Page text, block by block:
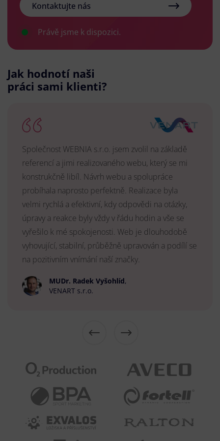
Kontaktujte nás
Právě jsme k dispozici.
Jak hodnotí naši
práci sami klienti?
Společnost WEBNIA s.r.o. jsem zvolil na základě
referencí a jimi realizovaného webu, který se mi
konstrukčně libíl. Návrh webu a spolupráce
probíhala naprosto perfektně. Realizace byla
velmi rychlá a efektivní, kdy odpovědi na otázky,
úpravy a reakce byly vždy v řádu hodin a vše se
vyřešilo k mé spokojenosti. Web je dlouhodobě
vyhovující, stabilní, průběžně upravován a podílí se
na pozitivním vnímání naší značky.
MUDr. Radek Vyšohlíd,
VENART s.r.o.